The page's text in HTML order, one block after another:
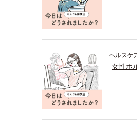
ヘルスケ
女性ホ